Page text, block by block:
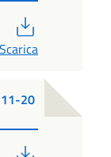
Scarica
20